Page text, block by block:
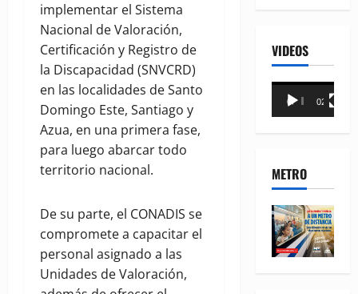
implementar el Sistema
Nacional de Valoración,
Certificación y Registro de
la Discapacidad (SNVCRD)
en las localidades de Santo
Domingo Este, Santiago y
Azua, en una primera fase,
para luego abarcar todo
territorio nacional.
De su parte, el CONADIS se
compromete a capacitar el
personal asignado a las
Unidades de Valoración,
VIDEOS
Reproductor
00:00 02:18
METRO